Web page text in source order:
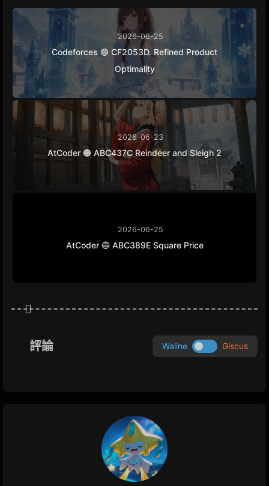
2026-06-25
Codeforces 🟢 CF2053D. Refined Product
Optimality
2026-06-23
AtCoder 🟠 ABC437C Reindeer and Sleigh 2
2026-06-25
AtCoder 🔵 ABC389E Square Price
評論 Waline Giscus